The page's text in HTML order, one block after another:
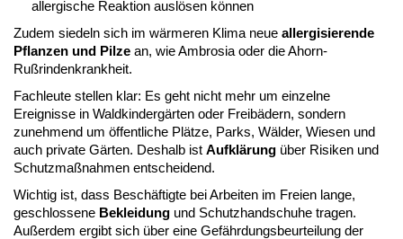
allergische Reaktion auslösen können
Zudem siedeln sich im wärmeren Klima neue allergisierende
Pflanzen und Pilze an, wie Ambrosia oder die Ahorn-
Rußrindenkrankheit.
Fachleute stellen klar: Es geht nicht mehr um einzelne
Ereignisse in Waldkindergärten oder Freibädern, sondern
zunehmend um öffentliche Plätze, Parks, Wälder, Wiesen und
auch private Gärten. Deshalb ist Aufklärung über Risiken und
Schutzmaßnahmen entscheidend.
Wichtig ist, dass Beschäftigte bei Arbeiten im Freien lange,
geschlossene Bekleidung und Schutzhandschuhe tragen.
Außerdem ergibt sich über eine Gefährdungsbeurteilung der